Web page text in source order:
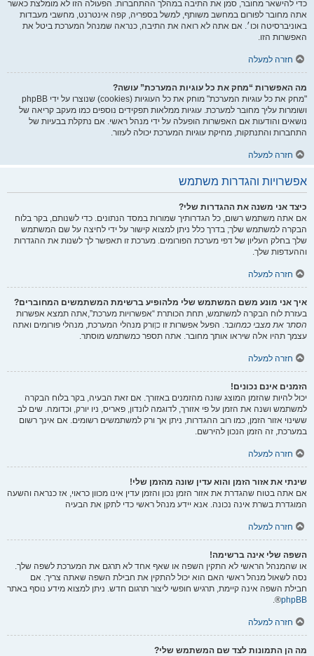
כדי להישאר מחובר, סמן את התיבה במהלך ההתחברות. הפעולה הזו לא מומלצת כאשר
אתה מחובר לפורום במחשב משותף, למשל בספריה, קפה אינטרנט, מחשבי מעבדות
באוניברסיטה וכו׳. אם אתה לא רואה את התיבה, כנראה שמנהל המערכת ביטל את
האפשרות הזו.
חזרה למעלה
מה האפשרות “מחק את כל עוגיות המערכת” עושה?
"מחק את כל עוגיות המערכת" מוחק את כל העוגיות (cookies) שנוצרו על ידי phpBB
ושומרות עליך מחובר למערכת. עוגיות ממלאות תפקידים נוספים כמו מעקב קריאה של
נושאים והודעות אם האפשרות הופעלה על ידי מנהל ראשי. אם נתקלת בבעיות של
התחברות והתנתקות, מחיקת עוגיות המערכת יכולה לעזור.
חזרה למעלה
אפשרויות והגדרות משתמש
כיצד אני משנה את ההגדרות שלי?
אם אתה משתמש רשום, כל הגדרותיך שמורות במסד הנתונים. כדי לשנותם, בקר בלוח
הבקרה למשתמש שלך; בדרך כלל ניתן למצוא קישור על ידי לחיצה על שם המשתמש
שלך בחלק העליון של דפי מערכת הפורומים. מערכת זו תאפשר לך לשנות את ההגדרות
וההעדפות שלך.
חזרה למעלה
איך אני מונע משם המשתמש שלי מלהופיע ברשימת המשתמשים המחוברים?
בעזרת לוח הבקרה למשתמש, תחת הכותרת “אפשרויות מערכת”,אתה תמצא אפשרות
הסתר את מצבי כמחובר. הפעל אפשרות זו כןורק מנהלי המערכת, מנהלי פורומים ואתה
עצמך תהיו אלה שיראו אותך מחובר. אתה תספר כמשתמש מוסתר.
חזרה למעלה
הזמנים אינם נכונים!
יכול להיות שהזמן המוצג שונה מהזמנים באזורך. אם זאת הבעיה, בקר בלוח הבקרה
למשתמש ושנה את הזמן על פי אזורך, לדוגמה לונדון, פאריס, ניו יורק, וכדומה. שים לב
ששינוי אזור הזמן, כמו רוב ההגדרות, ניתן אך ורק למשתמשים רשומים. אם אינך רשום
במערכת, זה הזמן הנכון להירשם.
חזרה למעלה
שינתי את אזור הזמן והוא עדין שונה מהזמן שלי!
אם אתה בטוח שהגדרת את אזור הזמן נכון והזמן עדין אינו מכוון כראוי, אז כנראה והשעה
המוגדרת בשרת אינה נכונה. אנא יידע מנהל ראשי כדי לתקן את הבעיה
חזרה למעלה
השפה שלי אינה ברשימה!
או שהמנהל הראשי לא התקין השפה או שאף אחד לא תרגם את המערכת לשפה שלך.
נסה לשאול מנהל ראשי האם הוא יכול להתקין את חבילת השפה שאתה צריך. אם
חבילת השפה אינה קיימת, תרגיש חופשי ליצור תרגום חדש. ניתן למצוא מידע נוסף באתר
phpBB
®.
חזרה למעלה
מה הן התמונות לצד שם המשתמש שלי?